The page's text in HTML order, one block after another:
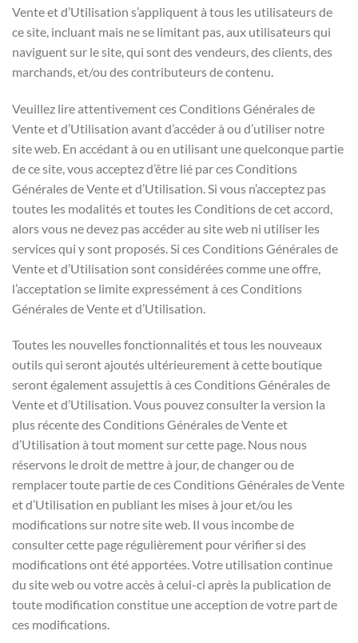
Vente et d’Utilisation s’appliquent à tous les utilisateurs de
ce site, incluant mais ne se limitant pas, aux utilisateurs qui
naviguent sur le site, qui sont des vendeurs, des clients, des
marchands, et/ou des contributeurs de contenu.
Veuillez lire attentivement ces Conditions Générales de
Vente et d’Utilisation avant d’accéder à ou d’utiliser notre
site web. En accédant à ou en utilisant une quelconque partie
de ce site, vous acceptez d’être lié par ces Conditions
Générales de Vente et d’Utilisation. Si vous n’acceptez pas
toutes les modalités et toutes les Conditions de cet accord,
alors vous ne devez pas accéder au site web ni utiliser les
services qui y sont proposés. Si ces Conditions Générales de
Vente et d’Utilisation sont considérées comme une offre,
l’acceptation se limite expressément à ces Conditions
Générales de Vente et d’Utilisation.
Toutes les nouvelles fonctionnalités et tous les nouveaux
outils qui seront ajoutés ultérieurement à cette boutique
seront également assujettis à ces Conditions Générales de
Vente et d’Utilisation. Vous pouvez consulter la version la
plus récente des Conditions Générales de Vente et
d’Utilisation à tout moment sur cette page. Nous nous
réservons le droit de mettre à jour, de changer ou de
remplacer toute partie de ces Conditions Générales de Vente
et d’Utilisation en publiant les mises à jour et/ou les
modifications sur notre site web. Il vous incombe de
consulter cette page régulièrement pour vérifier si des
modifications ont été apportées. Votre utilisation continue
du site web ou votre accès à celui-ci après la publication de
toute modification constitue une acception de votre part de
ces modifications.